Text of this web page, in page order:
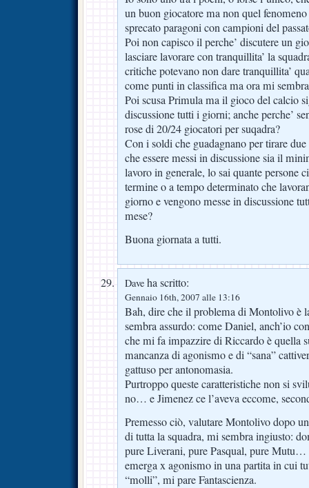
un buon giocatore ma non quel
sprecato paragoni con campioni del
Poi non capisco il perche’ discutere un
lasciare lavorare con tranquillita’ la
critiche potevano non dare tranquillita’
come punti in classifica ma ora mi
Poi scusa Primula ma il gioco del calcio
discussione tutti i giorni; anche perche’
rose di 20/24 giocatori per suqadra?
Con i soldi che guadagnano per tirare
che essere messi in discussione sia il
lavoro in generale, lo sai quante persone
termine o a tempo determinato che
giorno e vengono messe in discussione
mese?
Buona giornata a tutti.
Dave ha scritto:
Gennaio 16th, 2007 alle 13:16
Bah, dire che il problema di Montolivo è
sembra assurdo: come Daniel, anch’io
che mi fa impazzire di Riccardo è quella
mancanza di agonismo e di “sana”
gattuso per antonomasia.
Purtroppo queste caratteristiche non si
no… e Jimenez ce l’aveva eccome,
Premesso ciò, valutare Montolivo dopo
di tutta la squadra, mi sembra ingiusto:
pure Liverani, pure Pasqual, pure
emerga x agonismo in una partita in cui
“molli”, mi pare Fantascienza.